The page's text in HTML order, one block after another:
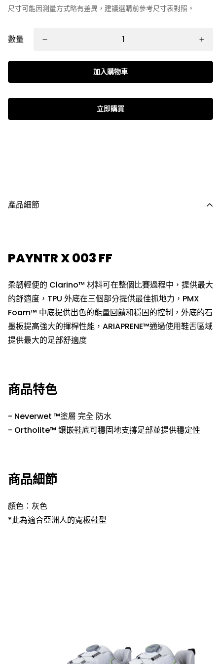
尺寸可能因測量方式略有差異，建議選購前參考尺寸表對照。
數量
加入購物車
立即購買
產品細節
PAYNTR X 003 FF
柔韌輕便的 Clarino™ 材料可在整個比賽過程中，提供最大
的舒適度 ， TPU 外底在三個部分提供最佳抓地力 ， PMX
Foam™ 中底提供出色的能量回饋和穩固的控制 ， 外底的石
墨板提高強大的揮桿性能， ARIAPRENE™通過使用鞋舌區域
提供最大的足部舒適度
商品特色
- Neverwet ™塗層 完全 防水
- Ortholite™ 鑲嵌鞋底可穩固地支撐足部並提供穩定性
商品細節
顏色：灰色
*此為適合亞洲人的寬板鞋型